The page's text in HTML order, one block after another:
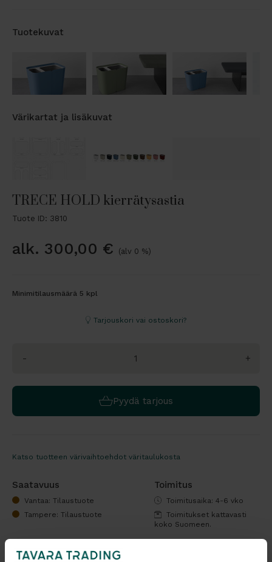
Tuotekuvat
Värikartat ja lisäkuvat
TRECE HOLD kierrätysastia
Tuote ID: 3810
alk. 300,00 € (alv 0 %)
Minimitilausmäärä 5 kpl
Tarjouskori vai ostoskori?
- +
Pyydä tarjous
Katso tuotteen värivaihtoehdot väritaulukosta
Saatavuus
Vantaa: Tilaustuote
Tampere: Tilaustuote
Toimitus
Toimitusaika: 4-6 vko
Toimitukset kattavasti
koko Suomeen.
minimitilausmäärä, mutta tällöin tulee maksettavaksi